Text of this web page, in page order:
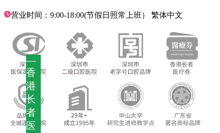
—
香
港
长
者
医
营业时间：9:00-18:00(节假日照常上班） 繁体中文